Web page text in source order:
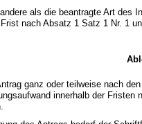
als die beantragte Art des
nach Absatz 1 Satz 1 Nr. 1
ganz oder teilweise nach
innerhalb der